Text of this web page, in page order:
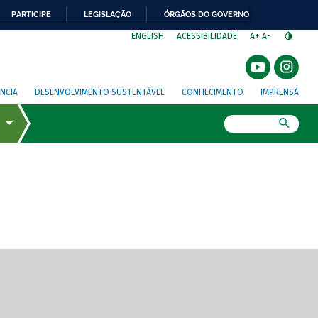
PARTICIPE LEGISLAÇÃO ÓRGÃOS DO GOVERNO
ENGLISH ACESSIBILIDADE A+ A-
DESENVOLVIMENTO SUSTENTÁVEL CONHECIMENTO IMPRENSA
de tela